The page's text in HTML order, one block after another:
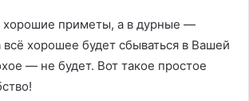
хорошие приметы, а в дурные —
всё хорошее будет сбываться в Вашей
— не будет. Вот такое простое